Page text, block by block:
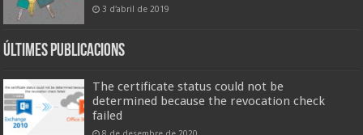
3 d'abril de 2019
Últimes publicacions
The certificate status could not be
determined because the revocation check
failed